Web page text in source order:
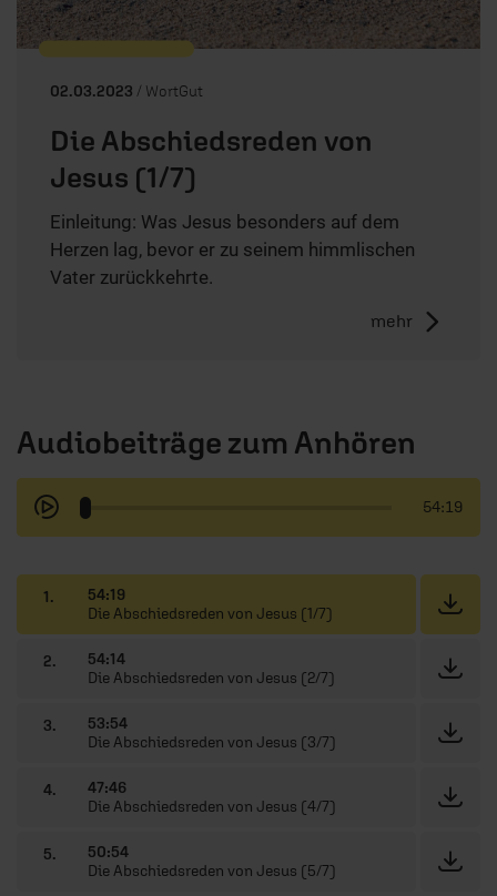
02.03.2023 / WortGut
Die Abschiedsreden von
Jesus (1/7)
Einleitung: Was Jesus besonders auf dem
Herzen lag, bevor er zu seinem himmlischen
Vater zurückkehrte.
mehr
Audiobeiträge zum Anhören
54:19
1.
54:19
Die Abschiedsreden von Jesus (1/7)
2.
54:14
Die Abschiedsreden von Jesus (2/7)
3.
53:54
Die Abschiedsreden von Jesus (3/7)
4.
47:46
Die Abschiedsreden von Jesus (4/7)
5.
50:54
Die Abschiedsreden von Jesus (5/7)